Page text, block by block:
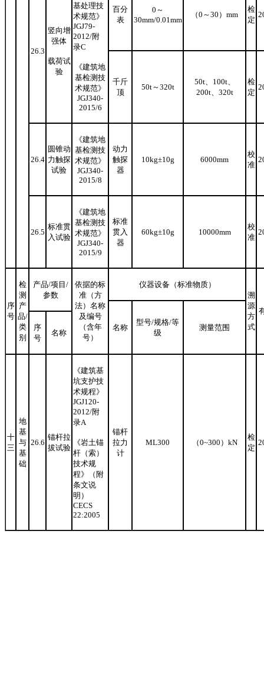
26.3
竖向增
强体
载荷试
验
基处理技
术规范》
JGJ79-
2012/附
录C
《建筑地
基检测技
术规范》
JGJ340-
2015/6
百分
表
0 ～
30mm/0.01mm
（0 ～30 ） mm
检
定
千斤
顶
50t～320t
50t、100t、
200t、320t
检
定
26.4
圆锥动
力触探
试验
《建筑地
基检测技
术规范》
JGJ340-
2015/8
动力
触探
器
10kg±10g 6000mm
校
准
26.5
标准贯
入试验
《建筑地
基检测技
术规范》
JGJ340-
2015/9
标准
贯入
器
60kg±10g 10000mm
校
准
序
号
检
测
产
品/
类
别
产品/项目/
参数
依据的标
准（方
法）名称
及编号
（含年
号）
仪器设备（标准物质）
溯
源
方
式
名称
型号/规格/等
级
测量范围
序
号
名称
十
三
地
基
与
基
础
26.6
锚杆拉
拔试验
《建筑基
坑支护技
术规程》
JGJ120-
2012/附
录A
《岩土锚
杆（索）
技术规
程》（附
条文说
明）
CECS
22:2005
锚杆
拉力
计
ML300 （0~300）kN
检
定